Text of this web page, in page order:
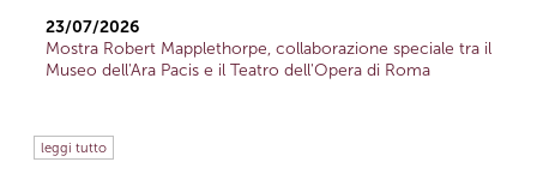
23/07/2026
Mostra Robert Mapplethorpe, collaborazione speciale tra il
Museo dell'Ara Pacis e il Teatro dell'Opera di Roma
leggi tutto